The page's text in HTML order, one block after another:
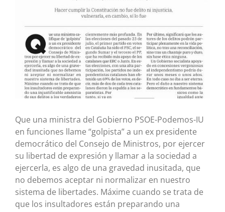
Que una ministra del Gobierno PSOE-Podemos-IU
en funciones llame “golpista” a un ex presidente
democrático del Consejo de Ministros, por ejercer
su libertad de expresión y llamar a la sociedad a
ejercerla, es algo de una gravedad inusitada, que
no debemos aceptar ni normalizar en nuestro
sistema de libertades. Máxime cuando se trata de
que los insultadores están preparando una